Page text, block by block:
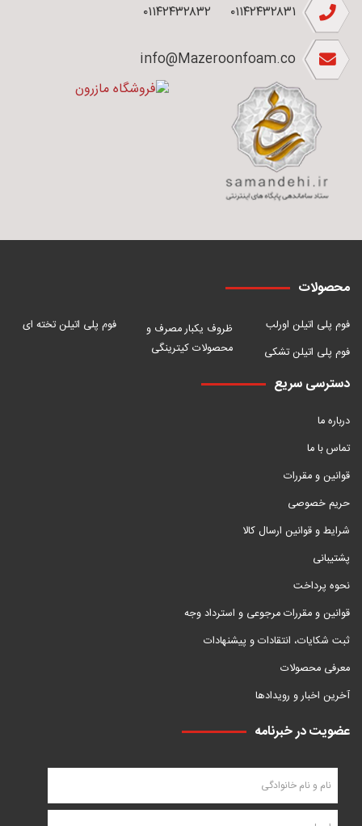
۰۱۱۴۲۴۳۲۸۳۱ ۰۱۱۴۲۴۳۲۸۳۲
info@Mazeroonfoam.co
محصولات
فوم پلی اتیلن اورلب
فوم پلی اتیلن تشکی
ظروف یکبار مصرف و
محصولات کیترینگی
فوم پلی اتیلن تخته ای
دسترسی سریع
درباره ما
تماس با ما
قوانین و مقررات
حریم خصوصی
شرایط و قوانین ارسال کالا
پشتیبانی
نحوه پرداخت
قوانین و مقررات مرجوعی و استرداد وجه
ثبت شکایات، انتقادات و پیشنهادات
معرفی محصولات
آخرین اخبار و رویدادها
عضویت در خبرنامه